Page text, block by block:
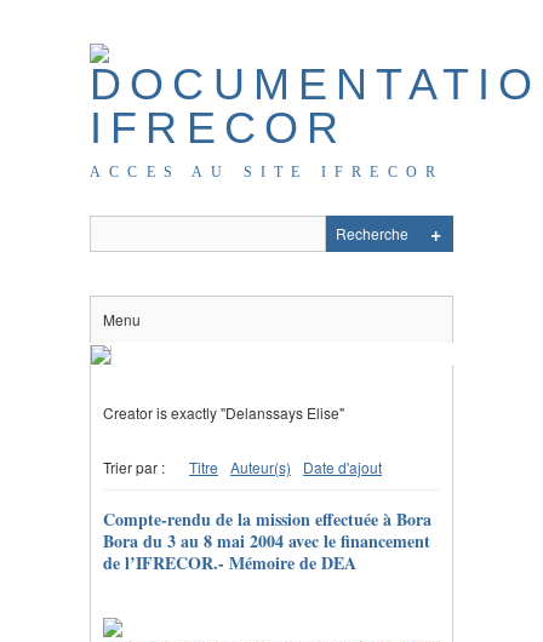
ACCES AU SITE IFRECOR
Menu
Creator is exactly "Delanssays Elise"
Trier par : Titre Auteur(s) Date d'ajout
Compte-rendu de la mission effectuée à Bora
Bora du 3 au 8 mai 2004 avec le financement
de l’IFRECOR.- Mémoire de DEA